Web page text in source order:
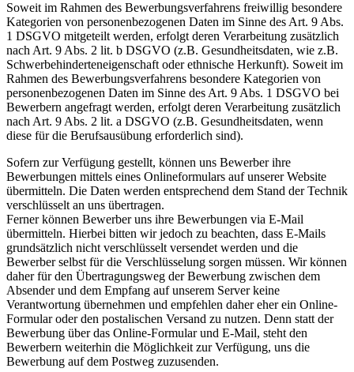
Soweit im Rahmen des Bewerbungsverfahrens freiwillig besondere
Kategorien von personenbezogenen Daten im Sinne des Art. 9 Abs.
1 DSGVO mitgeteilt werden, erfolgt deren Verarbeitung zusätzlich
nach Art. 9 Abs. 2 lit. b DSGVO (z.B. Gesundheitsdaten, wie z.B.
Schwerbehinderteneigenschaft oder ethnische Herkunft). Soweit im
Rahmen des Bewerbungsverfahrens besondere Kategorien von
personenbezogenen Daten im Sinne des Art. 9 Abs. 1 DSGVO bei
Bewerbern angefragt werden, erfolgt deren Verarbeitung zusätzlich
nach Art. 9 Abs. 2 lit. a DSGVO (z.B. Gesundheitsdaten, wenn
diese für die Berufsausübung erforderlich sind).
Sofern zur Verfügung gestellt, können uns Bewerber ihre
Bewerbungen mittels eines Onlineformulars auf unserer Website
übermitteln. Die Daten werden entsprechend dem Stand der Technik
verschlüsselt an uns übertragen.
Ferner können Bewerber uns ihre Bewerbungen via E-Mail
übermitteln. Hierbei bitten wir jedoch zu beachten, dass E-Mails
grundsätzlich nicht verschlüsselt versendet werden und die
Bewerber selbst für die Verschlüsselung sorgen müssen. Wir können
daher für den Übertragungsweg der Bewerbung zwischen dem
Absender und dem Empfang auf unserem Server keine
Verantwortung übernehmen und empfehlen daher eher ein Online-
Formular oder den postalischen Versand zu nutzen. Denn statt der
Bewerbung über das Online-Formular und E-Mail, steht den
Bewerbern weiterhin die Möglichkeit zur Verfügung, uns die
Bewerbung auf dem Postweg zuzusenden.